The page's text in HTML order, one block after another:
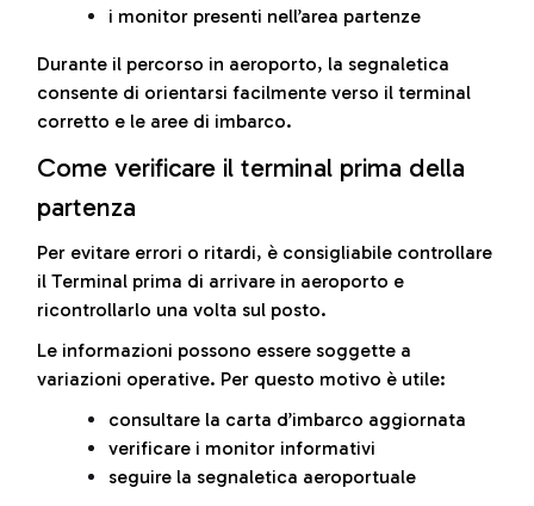
i monitor presenti nell’area partenze
Durante il percorso in aeroporto, la segnaletica
consente di orientarsi facilmente verso il terminal
corretto e le aree di imbarco.
Come verificare il terminal prima della
partenza
Per evitare errori o ritardi, è consigliabile controllare
il Terminal prima di arrivare in aeroporto e
ricontrollarlo una volta sul posto.
Le informazioni possono essere soggette a
variazioni operative. Per questo motivo è utile:
consultare la carta d’imbarco aggiornata
verificare i monitor informativi
seguire la segnaletica aeroportuale